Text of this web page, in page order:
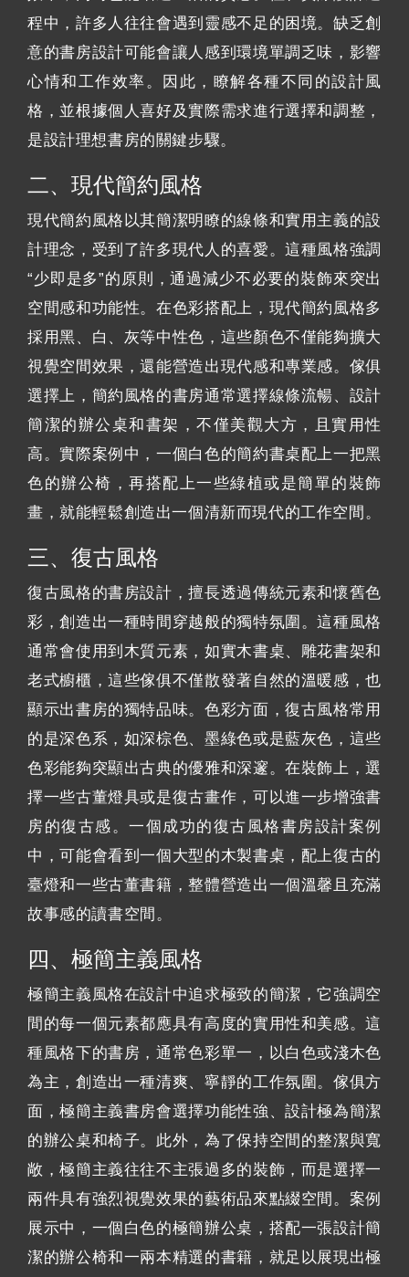
程中，許多人往往會遇到靈感不足的困境。缺乏創
意的書房設計可能會讓人感到環境單調乏味，影響
心情和工作效率。因此，瞭解各種不同的設計風
格，並根據個人喜好及實際需求進行選擇和調整，
是設計理想書房的關鍵步驟。
二、現代簡約風格
現代簡約風格以其簡潔明瞭的線條和實用主義的設
計理念，受到了許多現代人的喜愛。這種風格強調
“少即是多”的原則，通過減少不必要的裝飾來突出
空間感和功能性。在色彩搭配上，現代簡約風格多
採用黑、白、灰等中性色，這些顏色不僅能夠擴大
視覺空間效果，還能營造出現代感和專業感。傢俱
選擇上，簡約風格的書房通常選擇線條流暢、設計
簡潔的辦公桌和書架，不僅美觀大方，且實用性
高。實際案例中，一個白色的簡約書桌配上一把黑
色的辦公椅，再搭配上一些綠植或是簡單的裝飾
畫，就能輕鬆創造出一個清新而現代的工作空間。
三、復古風格
復古風格的書房設計，擅長透過傳統元素和懷舊色
彩，創造出一種時間穿越般的獨特氛圍。這種風格
通常會使用到木質元素，如實木書桌、雕花書架和
老式櫥櫃，這些傢俱不僅散發著自然的溫暖感，也
顯示出書房的獨特品味。色彩方面，復古風格常用
的是深色系，如深棕色、墨綠色或是藍灰色，這些
色彩能夠突顯出古典的優雅和深邃。在裝飾上，選
擇一些古董燈具或是復古畫作，可以進一步增強書
房的復古感。一個成功的復古風格書房設計案例
中，可能會看到一個大型的木製書桌，配上復古的
臺燈和一些古董書籍，整體營造出一個溫馨且充滿
故事感的讀書空間。
四、極簡主義風格
極簡主義風格在設計中追求極致的簡潔，它強調空
間的每一個元素都應具有高度的實用性和美感。這
種風格下的書房，通常色彩單一，以白色或淺木色
為主，創造出一種清爽、寧靜的工作氛圍。傢俱方
面，極簡主義書房會選擇功能性強、設計極為簡潔
的辦公桌和椅子。此外，為了保持空間的整潔與寬
敞，極簡主義往往不主張過多的裝飾，而是選擇一
兩件具有強烈視覺效果的藝術品來點綴空間。案例
展示中，一個白色的極簡辦公桌，搭配一張設計簡
潔的辦公椅和一兩本精選的書籍，就足以展現出極